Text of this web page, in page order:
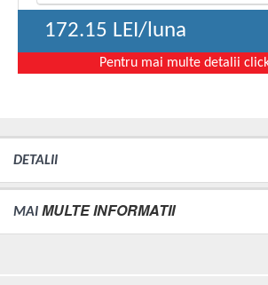
172.15 LEI/luna
Pentru mai multe detalii
DETALII
MAI MULTE INFORMATII